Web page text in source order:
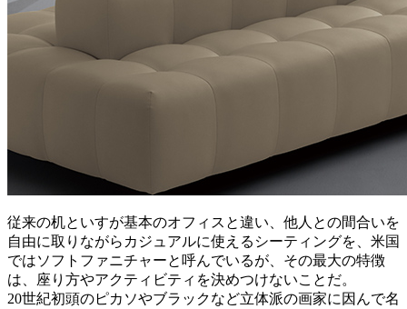
従来の机といすが基本のオフィスと違い、他人との間合いを
自由に取りながらカジュアルに使えるシーティングを、米国
ではソフトファニチャーと呼んでいるが、その最大の特徴
は、座り方やアクティビティを決めつけないことだ。
20世紀初頭のピカソやブラックなど立体派の画家に因んで名